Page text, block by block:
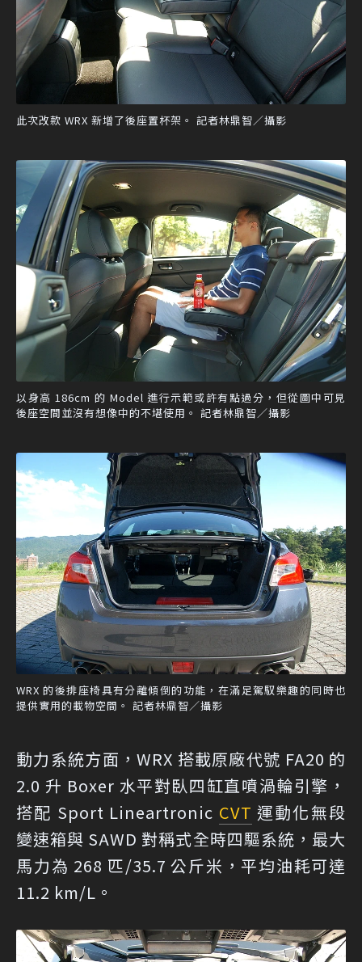
此次改款 WRX 新增了後座置杯架。 記者林鼎智／攝影
以身高 186cm 的 Model 進行示範或許有點過分，但從圖中可見
後座空間並沒有想像中的不堪使用。 記者林鼎智／攝影
WRX 的後排座椅具有分離傾倒的功能，在滿足駕馭樂趣的同時也
提供實用的載物空間。 記者林鼎智／攝影
動力系統方面，WRX 搭載原廠代號 FA20 的
2.0 升 Boxer 水平對臥四缸直噴渦輪引擎，
搭配 Sport Lineartronic CVT 運動化無段
變速箱與 SAWD 對稱式全時四驅系統，最大
馬力為 268 匹/35.7 公斤米，平均油耗可達
11.2 km/L。